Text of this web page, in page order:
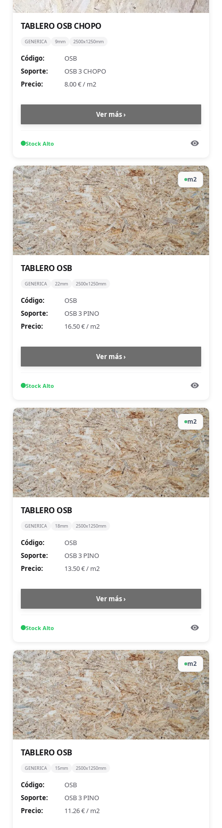
TABLERO OSB CHOPO
GENERICA 9mm 2500x1250mm
Código:
OSB
Soporte:
OSB 3 CHOPO
Precio:
8.00 €/ m2
Ver más ›
StockAlto
TABLERO OSB
GENERICA 22mm 2500x1250mm
Código:
OSB
Soporte:
OSB 3 PINO
Precio:
16.50 €/ m2
Ver más ›
StockAlto
m2
TABLERO OSB
GENERICA 18mm 2500x1250mm
Código:
OSB
Soporte:
OSB 3 PINO
Precio:
13.50 €/ m2
Ver más ›
StockAlto
m2
TABLERO OSB
GENERICA 15mm 2500x1250mm
Código:
OSB
Soporte:
OSB 3 PINO
Precio:
11.26 €/ m2
m2